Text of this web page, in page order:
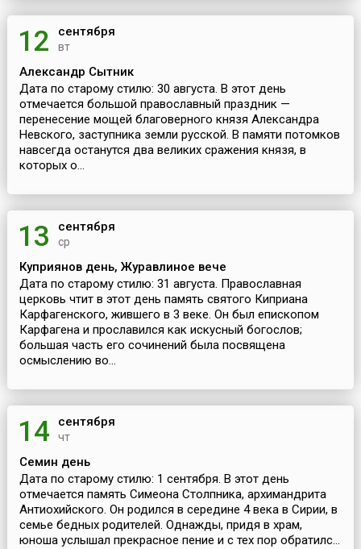
12 сентября
вт
Александр Сытник
Дата по старому стилю: 30 августа. В этот день
отмечается большой православный праздник —
перенесение мощей благоверного князя Александра
Невского, заступника земли русской. В памяти потомков
навсегда останутся два великих сражения князя, в
которых о...
13 сентября
ср
Куприянов день, Журавлиное вече
Дата по старому стилю: 31 августа. Православная
церковь чтит в этот день память святого Киприана
Карфагенского, жившего в 3 веке. Он был епископом
Карфагена и прославился как искусный богослов;
большая часть его сочинений была посвящена
осмыслению во...
14 сентября
чт
Семин день
Дата по старому стилю: 1 сентября. В этот день
отмечается память Симеона Столпника, архимандрита
Антиохийского. Он родился в середине 4 века в Сирии, в
семье бедных родителей. Однажды, придя в храм,
юноша услышал прекрасное пение и с тех пор обратилс...